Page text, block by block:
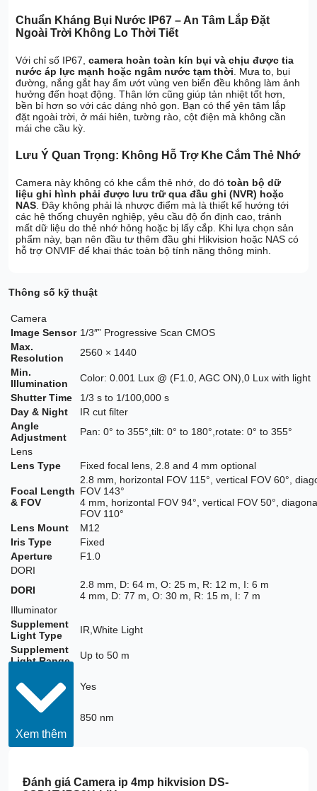
Chuẩn Kháng Bụi Nước IP67 – An Tâm Lắp Đặt
Ngoài Trời Không Lo Thời Tiết
Với chỉ số IP67,camera hoàn toàn kín bụi và chịu được tia
nước áp lực mạnh hoặc ngâm nước tạm thời. Mưa to, bụi
đường, nắng gắt hay ẩm ướt vùng ven biển đều không làm ảnh
hưởng đến hoạt động. Thân lớn cũng giúp tản nhiệt tốt hơn,
bền bỉ hơn so với các dáng nhỏ gọn. Bạn có thể yên tâm lắp
đặt ngoài trời, ở mái hiên, tường rào, cột điện mà không cần
mái che cầu kỳ.
Lưu Ý Quan Trọng: Không Hỗ Trợ Khe Cắm Thẻ Nhớ
Camera này không có khe cắm thẻ nhớ, do đótoàn bộ dữ
liệu ghi hình phải được lưu trữ qua đầu ghi (NVR) hoặc
NAS . Đây không phải là nhược điểm mà là thiết kế hướng tới
các hệ thống chuyên nghiệp, yêu cầu độ ổn định cao, tránh
mất dữ liệu do thẻ nhớ hỏng hoặc bị lấy cắp. Khi lựa chọn sản
phẩm này, bạn nên đầu tư thêm đầu ghi Hikvision hoặc NAS có
hỗ trợ ONVIF để khai thác toàn bộ tính năng thông minh.
Thông số kỹ thuật
Camera
Image Sensor 1/3″” Progressive Scan CMOS
Max.
Resolution
2560 × 1440
Min.
Illumination
Color: 0.001 Lux @ (F1.0, AGC ON),0 Lux with light
Shutter Time
1/3 s to 1/100,000 s
Day & Night
IR cut filter
Angle
Adjustment
Pan: 0° to 355°,tilt: 0° to 180°,rotate: 0° to 355°
Lens
Lens Type
Fixed focal lens, 2.8 and 4 mm optional
Focal Length
& FOV
2.8 mm, horizontal FOV 115°, vertical FOV 60°,
FOV 143°
4 mm, horizontal FOV 94°, vertical FOV 50°,
FOV 110°
Lens Mount
M12
Iris Type
Fixed
Aperture
F1.0
DORI
DORI
2.8 mm, D: 64 m, O: 25 m, R: 12 m, I: 6 m
4 mm, D: 77 m, O: 30 m, R: 15 m, I: 7 m
Illuminator
Supplement
Light Type
IR,White Light
Supplement
Light Range
Up to 50 m
Supplement
Light
Yes
850 nm
Video
Main Stream
60 Hz:
Xem thêm
Đánh giáCamera ip 4mp hikvision DS-